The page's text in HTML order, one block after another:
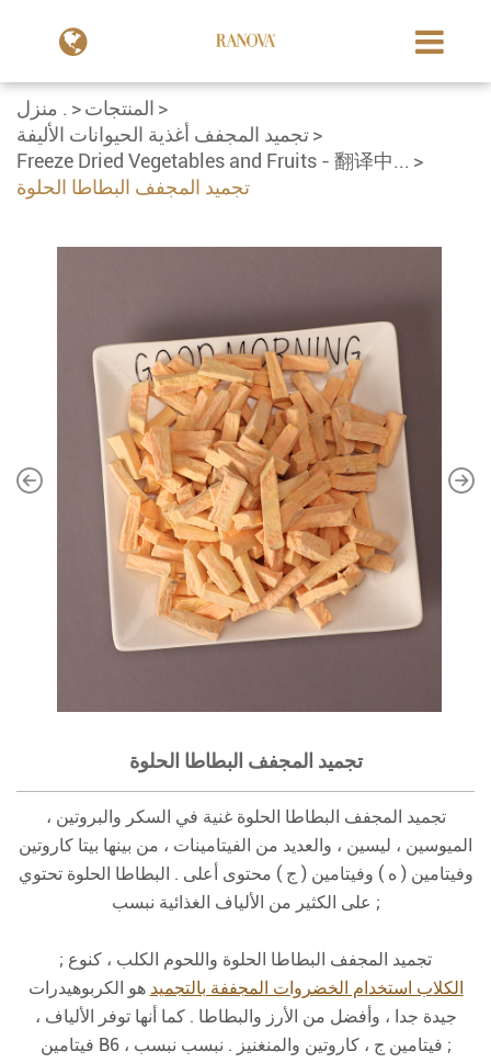
منزل .
المنتجات
تجميد المجفف أغذية الحيوانات الأليفة
Freeze Dried Vegetables and Fruits - 翻译中...
تجميد المجفف البطاطا الحلوة
تجميد المجفف البطاطا الحلوة
تجميد المجفف البطاطا الحلوة غنية في السكر والبروتين ،
الميوسين ، ليسين ، والعديد من الفيتامينات ، من بينها بيتا كاروتين
وفيتامين ( ه ) وفيتامين ( ج ) محتوى أعلى . البطاطا الحلوة تحتوي
على الكثير من الألياف الغذائية نبسب ;
تجميد المجفف البطاطا الحلوة واللحوم الكلب ، كنوع ;
الكلاب استخدام الخضروات المجففة بالتجميد هو الكربوهيدرات
جيدة جدا ، وأفضل من الأرز والبطاطا . كما أنها توفر الألياف ،
فيتامين B6 ، فيتامين ج ، كاروتين والمنغنيز . نبسب نبسب ;